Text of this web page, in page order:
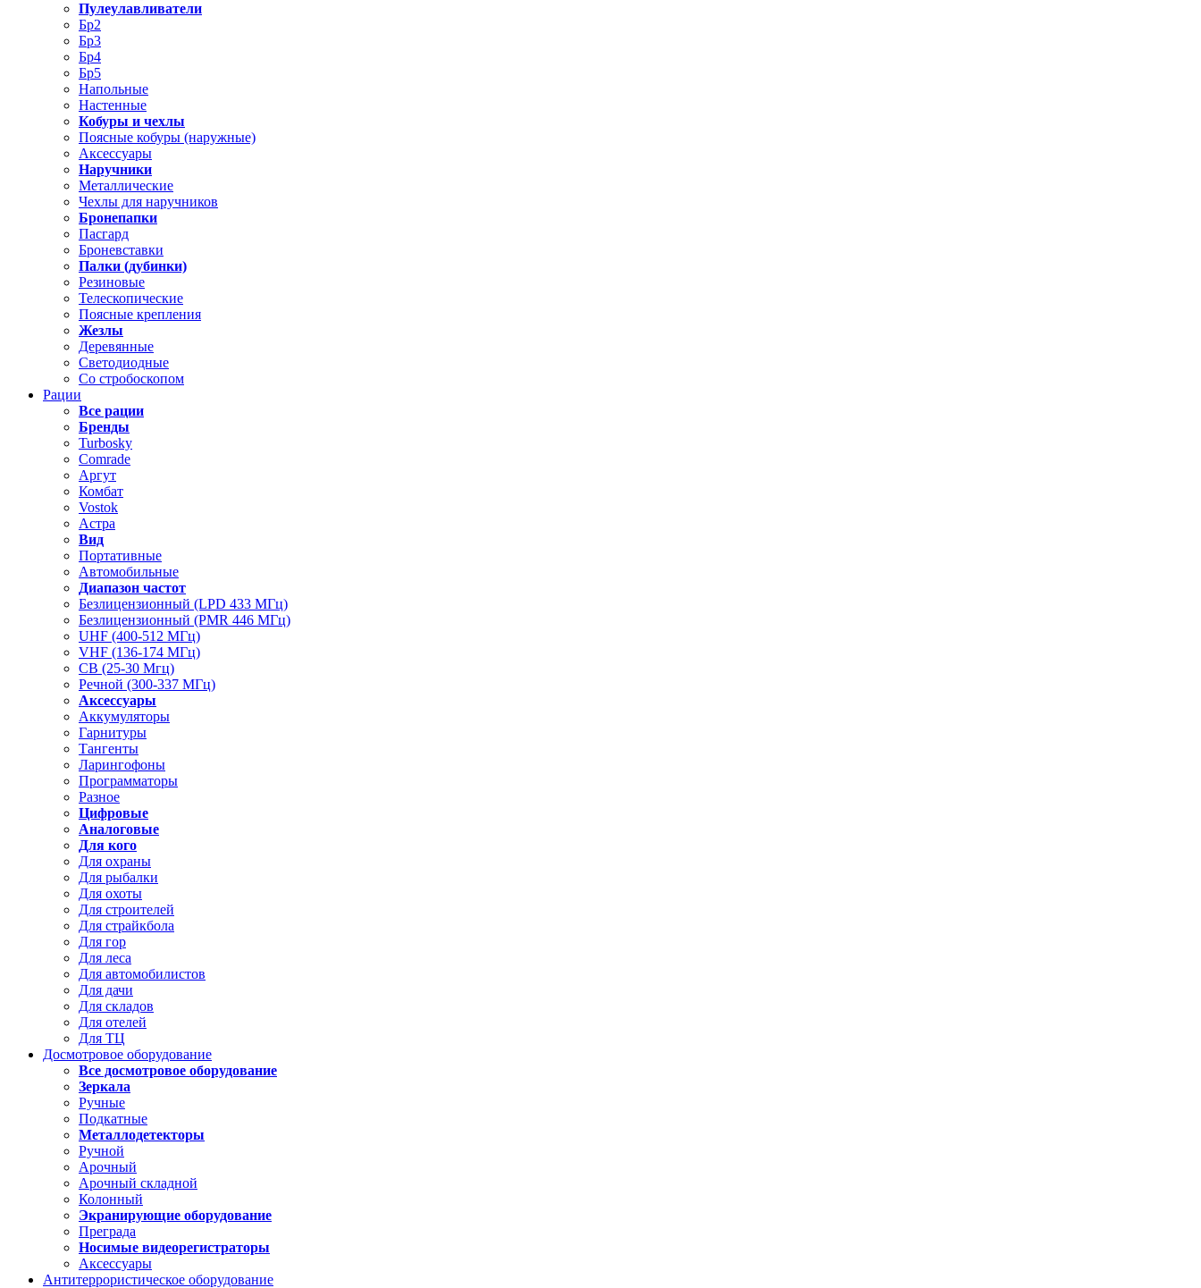
Пулеулавливатели
Бр2
Бр3
Бр4
Бр5
Напольные
Настенные
Кобуры и чехлы
Поясные кобуры (наружные)
Аксессуары
Наручники
Металлические
Чехлы для наручников
Бронепапки
Пасгард
Броневставки
Палки (дубинки)
Резиновые
Телескопические
Поясные крепления
Жезлы
Деревянные
Светодиодные
Со стробоскопом
Рации
Все рации
Бренды
Turbosky
Comrade
Аргут
Комбат
Vostok
Астра
Вид
Портативные
Автомобильные
Диапазон частот
Безлицензионный (LPD 433 МГц)
Безлицензионный (PMR 446 МГц)
UHF (400-512 МГц)
VHF (136-174 МГц)
CB (25-30 Мгц)
Речной (300-337 МГц)
Аксессуары
Аккумуляторы
Гарнитуры
Тангенты
Ларингофоны
Программаторы
Разное
Цифровые
Аналоговые
Для кого
Для охраны
Для рыбалки
Для охоты
Для строителей
Для страйкбола
Для гор
Для леса
Для автомобилистов
Для дачи
Для складов
Для отелей
Для ТЦ
Досмотровое оборудование
Все досмотровое оборудование
Зеркала
Ручные
Подкатные
Металлодетекторы
Ручной
Арочный
Арочный складной
Колонный
Экранирующие оборудование
Преграда
Носимые видеорегистраторы
Аксессуары
Антитеррористическое оборудование